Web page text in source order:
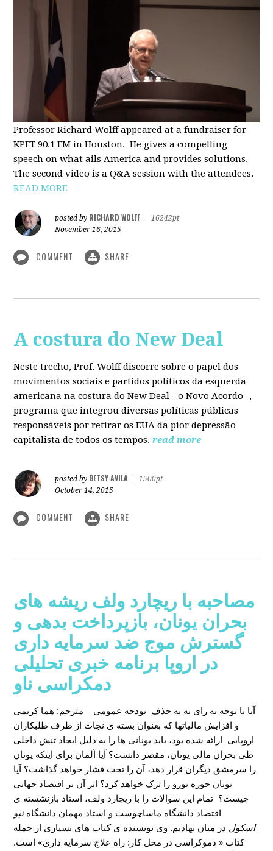
Professor Richard Wolff appeared at a fundraiser for
KPFT 90.1 FM in Houston. He gives a compelling
speech on what ails America and provides solutions.
The second video is a Q&A session with the attendees.
READ MORE
posted by RICHARD WOLFF
16242pt
November 16, 2015
COMMENT SHARE
A costura do New Deal
Neste trecho, Prof. Wolff discorre sobre o papel dos
movimentos sociais e partidos políticos da esquerda
americana na costura do New Deal - o Novo Acordo -,
programa que integrou diversas políticas públicas
responsáveis por retirar os EUA da pior depressão
capitalista de todos os tempos. read more
posted by BETSY AVILA
1500pt
October 14, 2015
COMMENT SHARE
مصاحبه با ریچارد ولف ریشه های
بحران یونان، بازپرداخت بدهی و
گسترش موج ضد سرمایه داری
در اروپا برنامه خبری تحلیلی
دمکراسی ناو
مترجم: هما کریمی
آیا با توجه به رای نه به حذف بودجه عمومی
و افزایش مالیاتها که بعنوان بسته ی نجات از طرف طلبکاران
اروپایی ارائه شده بود، باید یونانی ها را به دلیل ایجاد تنش داخلی
طی بحران مالی یونان، مقصر دانست؟ آیا آلمان برای اینکه یونان
را سرمشق دیگران قرار دهد، آن را تحت فشار خواهد گذاشت؟ آیا
یونان حوزه یورو را ترک خواهد کرد؟ اثر آن بر اقتصاد جهانی
چیست؟ تمام این سوالات را با ریچارد ولف، استاد بازنشسته ی
اقتصاد دانشگاه ماساچوست و استاد مهمان دانشگاهنیو
اسکول در میان نهادیم. وی نویسنده ی کتاب های بسیاری از جمله
کتاب « دموکراسی در محل کار: راه علاج سرمایه داری» است.